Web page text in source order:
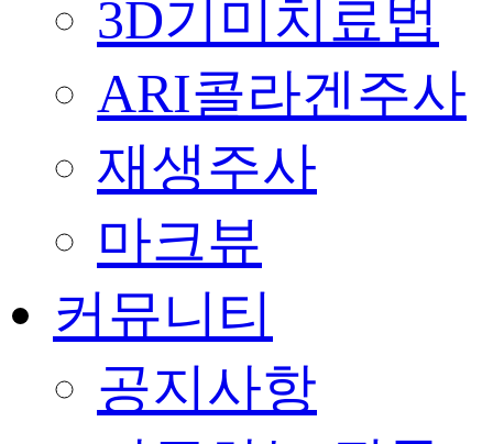
3D기미치료법
ARI콜라겐주사
재생주사
마크뷰
커뮤니티
공지사항